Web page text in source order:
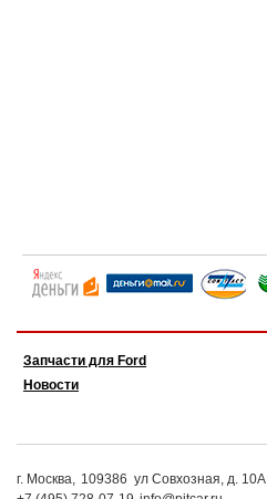
Запчасти для Ford
Новости
г. Москва, 109386 ул Совхозная, д. 10А